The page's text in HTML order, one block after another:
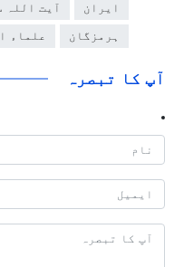
ایران آیت اللہ
ہرمزگان علماء
آپ کا تبصرہ